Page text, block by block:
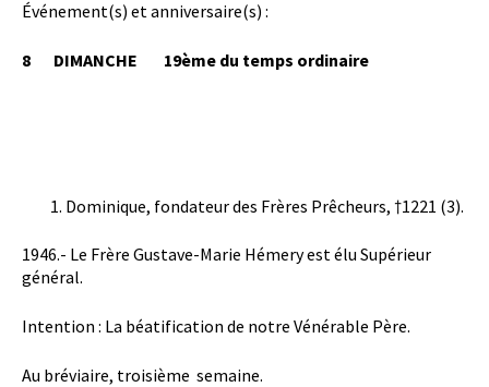
Événement(s) et anniversaire(s) :
8 DIMANCHE 19ème du temps ordinaire
Dominique, fondateur des Frères Prêcheurs, †1221 (3).
1946.- Le Frère Gustave-Marie Hémery est élu Supérieur
général.
Intention : La béatification de notre Vénérable Père.
Au bréviaire, troisième semaine.